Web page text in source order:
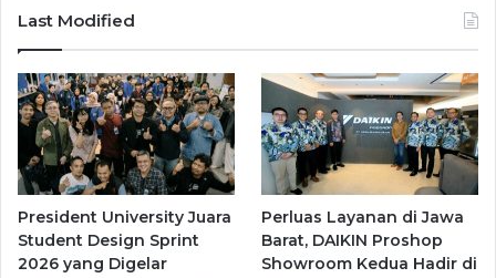
Last Modified
President University Juara
Student Design Sprint
2026 yang Digelar
Perluas Layanan di Jawa
Barat, DAIKIN Proshop
Showroom Kedua Hadir di